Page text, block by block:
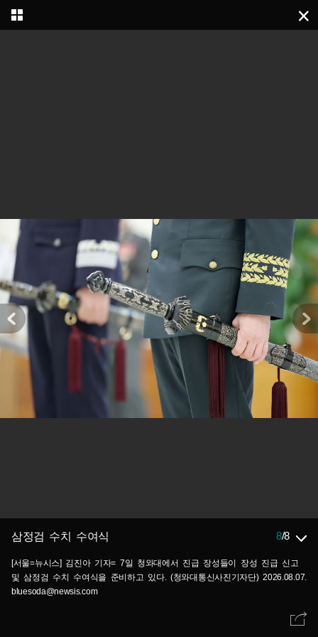
삼정검 수치 수여식 8/8
[서울=뉴시스] 김진아 기자= 7일 청와대에서 진급 장성들이 장성 진급 신고
및 삼정검 수치 수여식을 준비하고 있다. (청와대통신사진기자단) 2026.08.07.
bluesoda@newsis.com